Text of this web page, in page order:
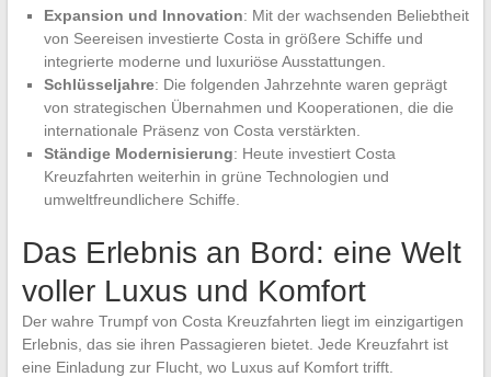
Expansion und Innovation: Mit der wachsenden Beliebtheit
von Seereisen investierte Costa in größere Schiffe und
integrierte moderne und luxuriöse Ausstattungen.
Schlüsseljahre: Die folgenden Jahrzehnte waren geprägt
von strategischen Übernahmen und Kooperationen, die die
internationale Präsenz von Costa verstärkten.
Ständige Modernisierung: Heute investiert Costa
Kreuzfahrten weiterhin in grüne Technologien und
umweltfreundlichere Schiffe.
Das Erlebnis an Bord: eine Welt
voller Luxus und Komfort
Der wahre Trumpf von Costa Kreuzfahrten liegt im einzigartigen
Erlebnis, das sie ihren Passagieren bietet. Jede Kreuzfahrt ist
eine Einladung zur Flucht, wo Luxus auf Komfort trifft.